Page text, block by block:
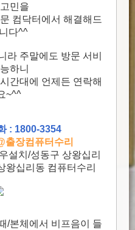
민을
컴닥터에서 해결해드
다^^
라 주말에도 방문 서비
하니
간대에 언제든 연락해
~^^
: 1800-3354
출장컴퓨터수리
설치/성동구 상왕십리
왕십리동 컴퓨터수리
/본체에서 비프음이 들